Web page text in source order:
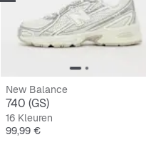
New Balance
740 (GS)
16 Kleuren
Prijs
99,99 €